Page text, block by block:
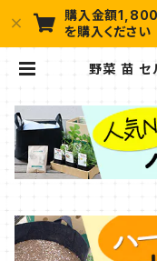
購入金額1,800
を購入ください
野菜 苗 セ